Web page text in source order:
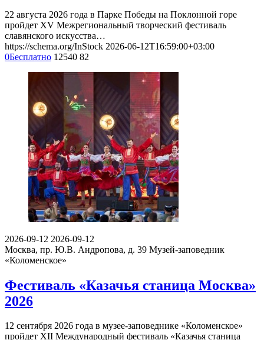
22 августа 2026 года в Парке Победы на Поклонной горе
пройдет XV Межрегиональный творческий фестиваль
славянского искусства…
https://schema.org/InStock 2026-06-12T16:59:00+03:00
0Бесплатно 12540 82
2026-09-12 2026-09-12
Москва, пр. Ю.В. Андропова, д. 39 Музей-заповедник
«Коломенское»
Фестиваль «Казачья станица Москва»
2026
12 сентября 2026 года в музее-заповеднике «Коломенское»
пройдет XII Международный фестиваль «Казачья станица